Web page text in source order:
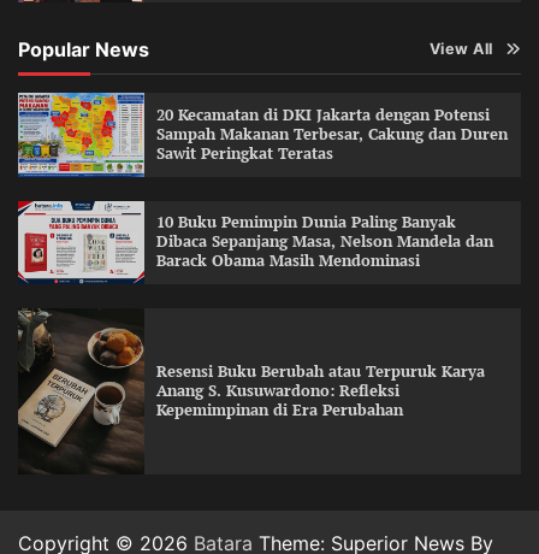
Popular News View All
20 Kecamatan di DKI Jakarta dengan Potensi
Sampah Makanan Terbesar, Cakung dan Duren
Sawit Peringkat Teratas
10 Buku Pemimpin Dunia Paling Banyak
Dibaca Sepanjang Masa, Nelson Mandela dan
Barack Obama Masih Mendominasi
Resensi Buku Berubah atau Terpuruk Karya
Anang S. Kusuwardono: Refleksi
Kepemimpinan di Era Perubahan
Copyright © 2026 Batara Theme: Superior News By